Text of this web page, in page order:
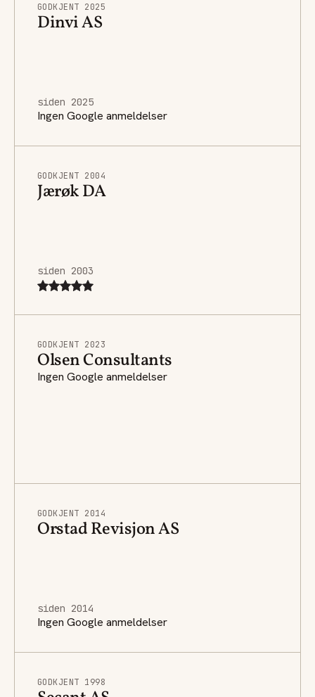
GODKJENT 2025
Dinvi AS
siden 2025
Ingen Google anmeldelser
GODKJENT 2004
Jærøk DA
siden 2003
GODKJENT 2023
Olsen Consultants
Ingen Google anmeldelser
GODKJENT 2014
Orstad Revisjon AS
siden 2014
Ingen Google anmeldelser
GODKJENT 1998